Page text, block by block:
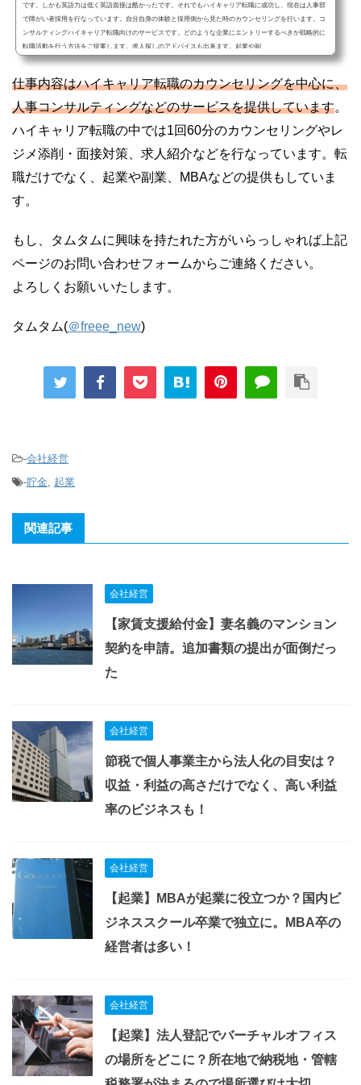
です。しかも英語力は低く英語面接は酷かったです。それでもハイキャリア転職に成功し、現在は人事部
で障がい者採用を行なっています。自分自身の体験と採用側から見た時のカウンセリングを行います。コ
ンサルティングハイキャリア転職向けのサービスです。どのような企業にエントリーするべきか戦略的に
転職活動を行う方法をご提案します。求人探しのアドバイスも出来ます。起業や副
仕事内容はハイキャリア転職のカウンセリングを中心に、
人事コンサルティングなどのサービスを提供しています。
ハイキャリア転職の中では1回60分のカウンセリングやレ
ジメ添削・面接対策、求人紹介などを行なっています。転
職だけでなく、起業や副業、MBAなどの提供もしていま
す。
もし、タムタムに興味を持たれた方がいらっしゃれば上記
ページのお問い合わせフォームからご連絡ください。
よろしくお願いいたします。
タムタム(＠freee_new)
-会社経営
-貯金 起業
関連記事
会社経営
【家賃支援給付金】妻名義のマンション
契約を申請。追加書類の提出が面倒だっ
た
会社経営
節税で個人事業主から法人化の目安は？
収益・利益の高さだけでなく、高い利益
率のビジネスも！
会社経営
【起業】MBAが起業に役立つか？国内ビ
ジネススクール卒業で独立に。MBA卒の
経営者は多い！
会社経営
【起業】法人登記でバーチャルオフィス
の場所をどこに？所在地で納税地・管轄